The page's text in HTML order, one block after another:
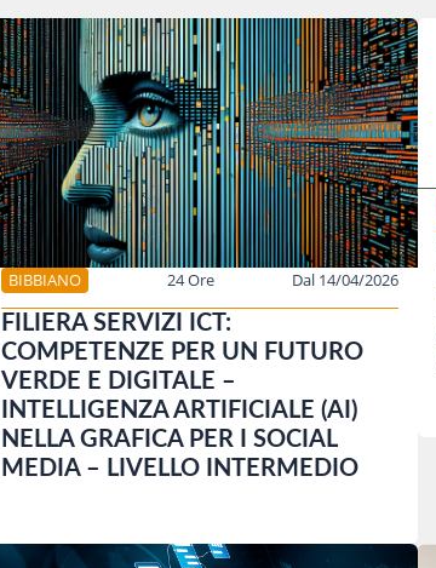
BIBBIANO 24 Ore Dal 14/04/2026
FILIERA SERVIZI ICT:
COMPETENZE PER UN FUTURO
VERDE E DIGITALE –
INTELLIGENZA ARTIFICIALE (AI)
NELLA GRAFICA PER I SOCIAL
MEDIA – LIVELLO INTERMEDIO